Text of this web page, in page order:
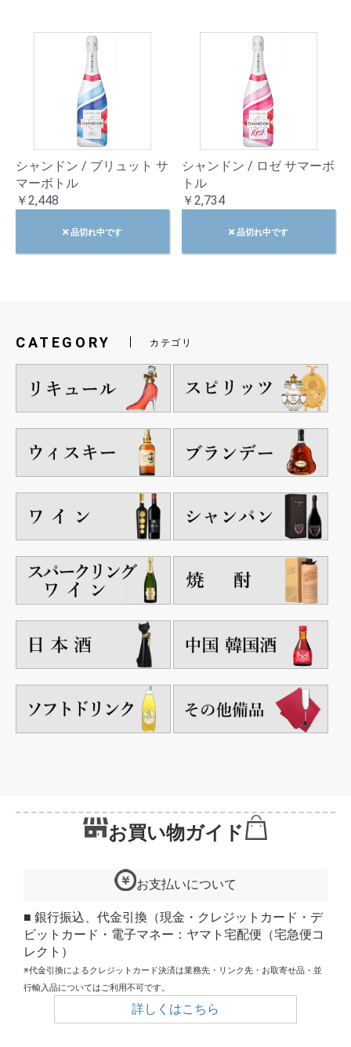
シャンドン / ブリュット サ
マーボトル
￥2,448
品切れ中です
シャンドン / ロゼ サマーボ
トル
￥2,734
品切れ中です
CATEGORY カテゴリ
お買い物ガイド
お支払いについて
■ 銀行振込、代金引換（現金・クレジットカード・デ
ビットカード・電子マネー：ヤマト宅配便（宅急便コ
レクト）
※代金引換によるクレジットカード決済は業務先・リンク先・お取寄せ品・並
行輸入品についてはご利用不可です。
詳しくはこちら